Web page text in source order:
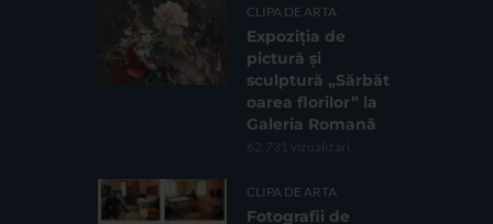
CLIPA DE ARTA
Expoziția de
pictură și
sculptură „Sărbăt
oarea florilor” la
Galeria Romană
62.731 vizualizari
CLIPA DE ARTA
Fotografii de